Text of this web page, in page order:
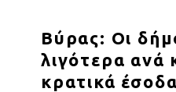
Βύρας: Οι
λιγότερα ανά
κρατικά έσοδα